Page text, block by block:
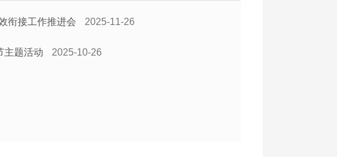
衔接工作推进会 2025-11-26
主题活动 2025-10-26